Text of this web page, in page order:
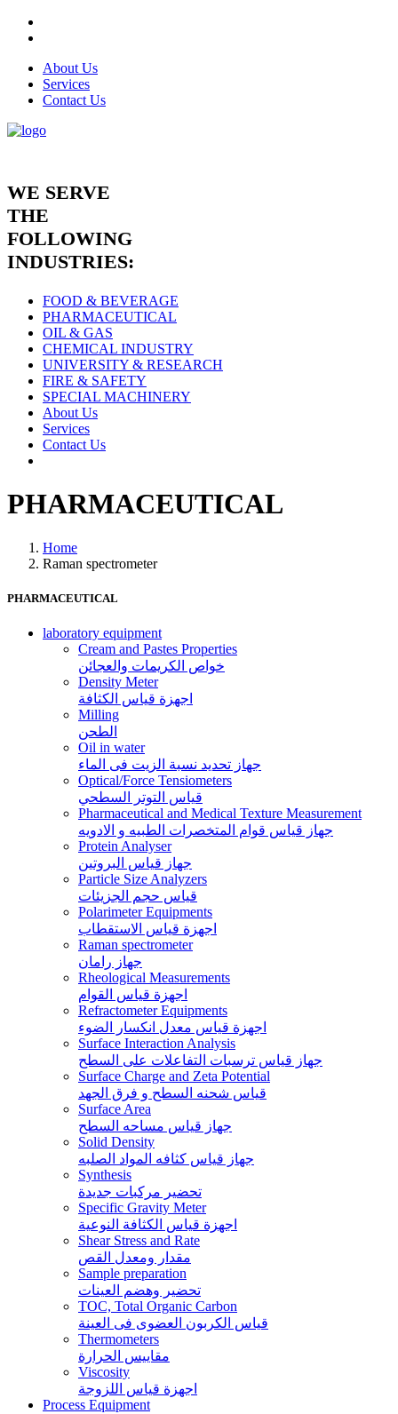
About Us
Services
Contact Us
WE SERVE
THE
FOLLOWING
INDUSTRIES:
FOOD & BEVERAGE
PHARMACEUTICAL
OIL & GAS
CHEMICAL INDUSTRY
UNIVERSITY & RESEARCH
FIRE & SAFETY
SPECIAL MACHINERY
About Us
Services
Contact Us
PHARMACEUTICAL
Home
Raman spectrometer
PHARMACEUTICAL
laboratory equipment
Cream and Pastes Properties
خواص الكريمات والعجائن
Density Meter
اجهزة قياس الكثافة
Milling
الطحن
Oil in water
جهاز تحديد نسبة الزيت فى الماء
Optical/Force Tensiometers
قياس التوتر السطحي
Pharmaceutical and Medical Texture Measurement
جهاز قياس قوام المتخصرات الطبيه و الادويه
Protein Analyser
جهاز قياس البروتين
Particle Size Analyzers
قياس حجم الجزيئات
Polarimeter Equipments
اجهزة قياس الاستقطاب
Raman spectrometer
جهاز رامان
Rheological Measurements
اجهزة قياس القوام
Refractometer Equipments
اجهزة قياس معدل انكسار الضوء
Surface Interaction Analysis
جهاز قياس ترسبات التفاعلات على السطح
Surface Charge and Zeta Potential
قياس شحنه السطح و فرق الجهد
Surface Area
جهاز قياس مساحه السطح
Solid Density
جهاز قياس كثافه المواد الصلبه
Synthesis
تحضير مركبات جديدة
Specific Gravity Meter
اجهزة قياس الكثافة النوعية
Shear Stress and Rate
مقدار ومعدل القص
Sample preparation
تحضير وهضم العينات
TOC, Total Organic Carbon
قياس الكربون العضوى فى العينة
Thermometers
مقاييس الحرارة
Viscosity
اجهزة قياس اللزوجة
Process Equipment